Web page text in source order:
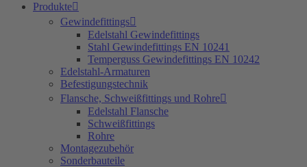
Produkte
Gewindefittings
Edelstahl Gewindefittings
Stahl Gewindefittings EN 10241
Temperguss Gewindefittings EN 10242
Edelstahl-Armaturen
Befestigungstechnik
Flansche, Schweißfittings und Rohre
Edelstahl Flansche
Schweißfittings
Rohre
Montagezubehör
Sonderbauteile